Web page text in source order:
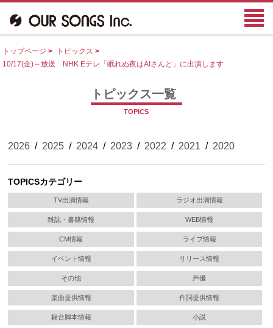
トップページ > トピックス >
10/17(金)～放送 NHK Eテレ「眠れぬ夜はAIさんと」に出演します
トピックス一覧
TOPICS
2026 / 2025 / 2024 / 2023 / 2022 / 2021 / 2020
TOPICSカテゴリー
TV出演情報 ラジオ出演情報
雑誌・書籍情報 WEB情報
CM情報 ライブ情報
イベント情報 リリース情報
その他 声優
楽曲提供情報 作詞提供情報
舞台脚本情報 小説